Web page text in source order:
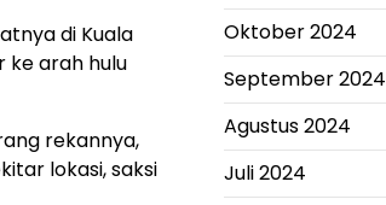
di Kuala
ke arah hulu
rekannya,
lokasi, saksi
Oktober 2024
September 2024
Agustus 2024
Juli 2024